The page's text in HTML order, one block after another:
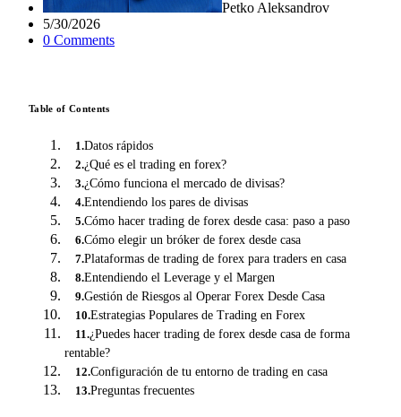
Petko Aleksandrov
5/30/2026
0 Comments
Table of Contents
1.Datos rápidos
2.¿Qué es el trading en forex?
3.¿Cómo funciona el mercado de divisas?
4.Entendiendo los pares de divisas
5.Cómo hacer trading de forex desde casa: paso a paso
6.Cómo elegir un bróker de forex desde casa
7.Plataformas de trading de forex para traders en casa
8.Entendiendo el Leverage y el Margen
9.Gestión de Riesgos al Operar Forex Desde Casa
10.Estrategias Populares de Trading en Forex
11.¿Puedes hacer trading de forex desde casa de forma
rentable?
12.Configuración de tu entorno de trading en casa
13.Preguntas frecuentes